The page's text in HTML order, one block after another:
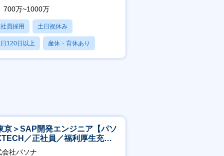
700万~1000万
員採用 土日祝休み
120日以上 産休・育休あり
業20時間以内
京＞SAP開発エンジニア【パソ
／正社員／福利厚生充実
会社パソナ